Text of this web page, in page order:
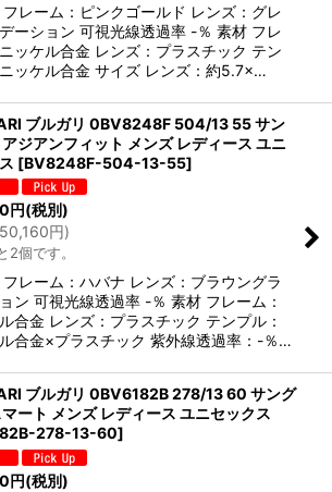
フレーム：ピンクゴールド レンズ：グレ
ーション 可視光線透過率 -％ 素材 フレ
ッケル合金 レンズ：プラスチック テン
ッケル合金 サイズ レンズ：約5.7×…
ブルガリ 0BV8248F 504/13 55 サン
ジアンフィット メンズ レディース ユニ
[BV8248F-504-13-55]
円(税別)
50,160円)
2個です。
レーム：ハバナ レンズ：ブラウングラ
ン 可視光線透過率 -％ 素材 フレーム：
合金 レンズ：プラスチック テンプル：
合金×プラスチック 紫外線透過率：-％…
ブルガリ 0BV6182B 278/13 60 サング
ート メンズ レディース ユニセックス
278-13-60]
円(税別)